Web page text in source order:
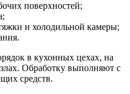
поверхностей;
и холодильной камеры;
в кухонных цехах, на
Обработку выполняют с
средств.